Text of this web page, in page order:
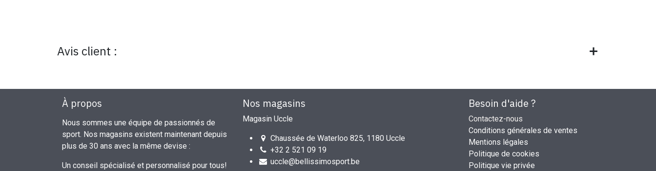
Avis client :
Besoin d'aide ?
Contactez-nous
Conditions générales de ventes
Mentions légales
Politique de cookies
Politique vie privée
Nos magasins
Magasin Uccle
Chaussée de Waterloo 825, 1180 Uccle
+32 2 521 09 19
uccle@bellissimosport.be
À propos
Nous sommes une équipe de passionnés de
sport. Nos magasins existent maintenant depuis
plus de 30 ans avec la même devise :
Un conseil spécialisé et personnalisé pour tous!